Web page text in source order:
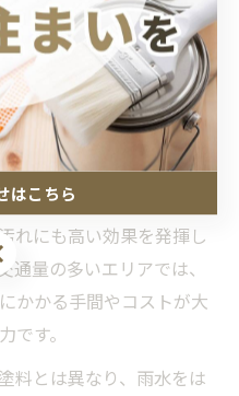
ング機能による美観の長
壁表面に付着した汚れと
降るたびに自然と汚れが
従来の塗料と比べて汚れ
さが長続きします。
、排気ガス由来の黒ずみ
れにも高い効果を発揮し
通量の多いエリアでは、
かかる手間やコストが大
です。
料とは異なり、雨水をは
はこちら
はこちら